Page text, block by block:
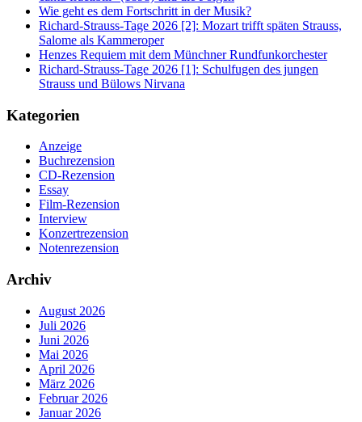
Wie geht es dem Fortschritt in der Musik?
Richard-Strauss-Tage 2026 [2]: Mozart trifft späten Strauss,
Salome als Kammeroper
Henzes Requiem mit dem Münchner Rundfunkorchester
Richard-Strauss-Tage 2026 [1]: Schulfugen des jungen
Strauss und Bülows Nirvana
Kategorien
Anzeige
Buchrezension
CD-Rezension
Essay
Film-Rezension
Interview
Konzertrezension
Notenrezension
Archiv
August 2026
Juli 2026
Juni 2026
Mai 2026
April 2026
März 2026
Februar 2026
Januar 2026